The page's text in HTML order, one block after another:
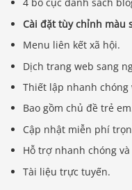
4 bố cục danh sách
Cài đặt tùy chỉnh màu
Menu liên kết xã hội.
Dịch trang web sang
Thiết lập nhanh chóng
Bao gồm chủ đề trẻ
Cập nhật miễn phí
Hỗ trợ nhanh chóng
Tài liệu trực tuyến.